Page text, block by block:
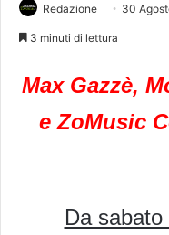
Redazione 30
3 minuti di lettura
Max Gazzè,
e ZoMusic
Da